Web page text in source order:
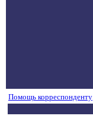
Помощь корреспонденту